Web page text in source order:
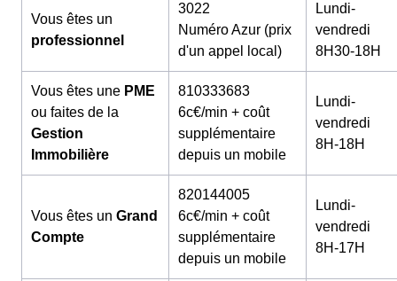
Vous êtes un
professionnel
3022
Numéro Azur (prix
d'un appel local)
Lundi-
vendredi
8H30-18H
Vous êtes une PME
ou faites de la
Gestion
Immobilière
810333683
6c€/min + coût
supplémentaire
depuis un mobile
Lundi-
vendredi
8H-18H
Vous êtes un Grand
Compte
820144005
6c€/min + coût
supplémentaire
depuis un mobile
Lundi-
vendredi
8H-17H